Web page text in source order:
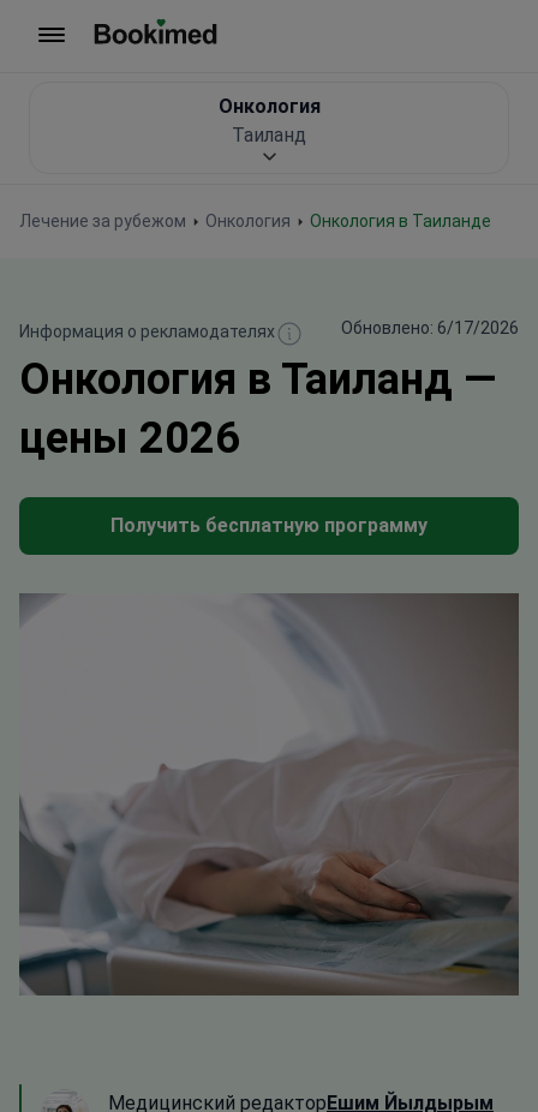
Лечение за рубежом Онкология Онкология в Таиланде
Онкология
Таиланд
Информация о рекламодателях Обновлено: 6/17/2026
Онкология в Таиланд —
цены 2026
Получить бесплатную программу
Медицинский редакторЕшим Йылдырым